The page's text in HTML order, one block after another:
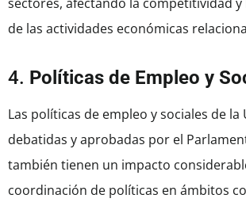
de las actividades económicas
4. Políticas de Empleo y
Las políticas de empleo y sociales de la
debatidas y aprobadas por el
también tienen un impacto
coordinación de políticas en ámbitos